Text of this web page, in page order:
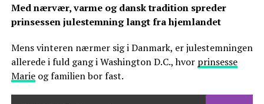
Med nærvær, varme og dansk tradition spreder
prinsessen julestemning langt fra hjemlandet
Mens vinteren nærmer sig i Danmark, er julestemningen
allerede i fuld gang i Washington D.C., hvor prinsesse
Marieog familien bor fast.